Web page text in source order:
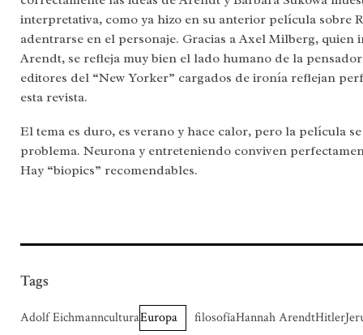
interpretativa, como ya hizo en su anterior película sobre
adentrarse en el personaje. Gracias a Axel Milberg, quien
Arendt, se refleja muy bien el lado humano de la
editores del “New Yorker” cargados de ironía reflejan
esta revista.
El tema es duro, es verano y hace calor, pero la película
problema. Neurona y entreteniendo conviven
Hay “biopics” recomendables.
Tags
Adolf EichmannculturaEuropa
filosofíaHannah